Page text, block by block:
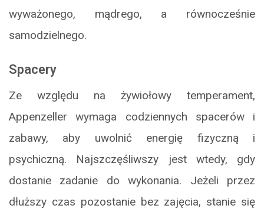
wyważonego, mądrego, a równocześnie
samodzielnego.
Spacery
Ze względu na żywiołowy temperament,
Appenzeller wymaga codziennych spacerów i
zabawy, aby uwolnić energię fizyczną i
psychiczną. Najszczęśliwszy jest wtedy, gdy
dostanie zadanie do wykonania. Jeżeli przez
dłuższy czas pozostanie bez zajęcia, stanie się